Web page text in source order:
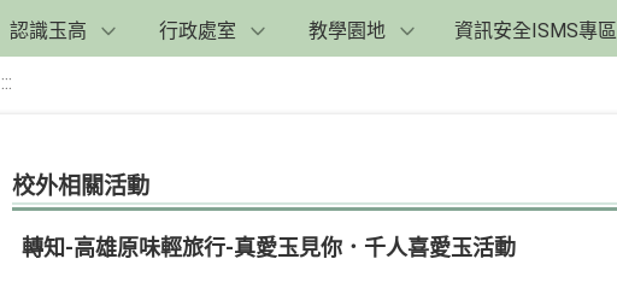
認識玉高 行政處室 教學園地 資訊安全ISMS專區
:::
校外相關活動
轉知-高雄原味輕旅行-真愛玉見你．千人喜愛玉活動